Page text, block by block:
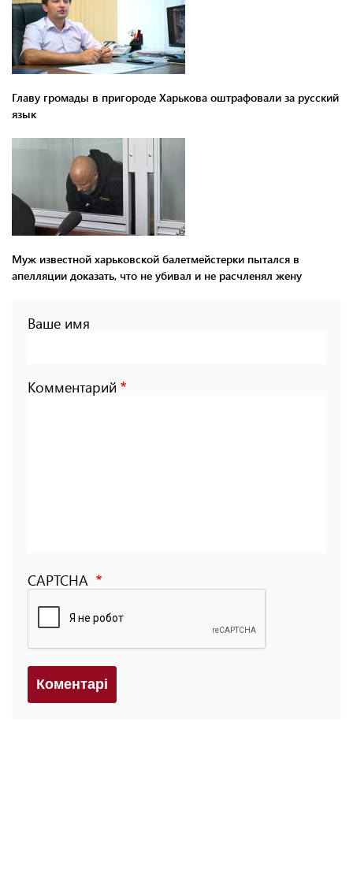
Главу громады в пригороде Харькова оштрафовали за русский
язык
Муж известной харьковской балетмейстерки пытался в
апелляции доказать, что не убивал и не расчленял жену
Ваше имя
Комментарий
CAPTCHA
Коментарi